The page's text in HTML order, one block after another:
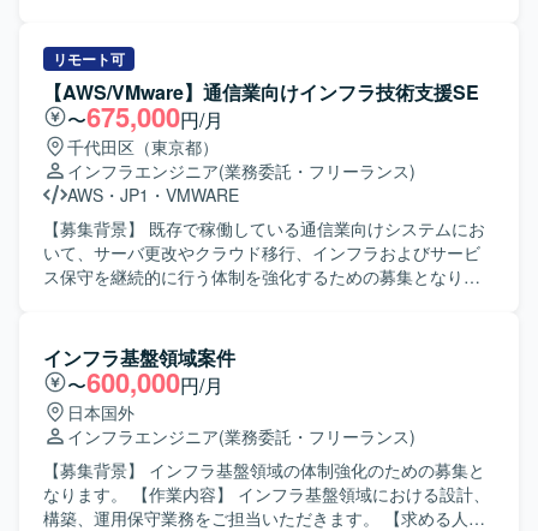
担当いただきます。 ・基盤要員として、エンド側システム
をテストベッド環境へ移行し、各種アプリケーションを試
行できるようにするための基盤開発を行っていただきま
す。 ・Kubernetes上で各種ミドルウェアやDB、監視・ログ
基盤などの構築および設定作業を実施いただきます。 ・既
に構築済みのシステムを用いた実証において、基盤側およ
びアプリ側の技術的な支援や改善対応を行っていただきま
す。 ・アプリ要員として、Kubernetesクラスター内で動作
するPythonアプリケーションの開発・改修・検証を行って
いただきます。 ・実証結果や検証内容を整理し、ドキュメ
けて改善に取り組める方を求めております。 ・チームメン
バーと定期的に成果や課題を共有しながら、オープンに議
論し合える方を歓迎いたします。 ・新しい技術要素やツー
ルに対して前向きにキャッチアップし、知見として蓄積・
共有していただける方を想定しております。 ・自律的にタ
スクを管理し、ゴールから逆算して動ける方にマッチする
ポジションです。 【ポジションの魅力】 ・自動車関連の先
進的なシステム領域において、テストベッド環境の構築や
リモート可
【AWS/VMware】通信業向けインフラ技術支援SE
〜675,000円/月
千代田区（東京都）
インフラエンジニア(業務委託・フリーランス)
AWS ・ JP1 ・ VMWARE
【募集背景】 既存で稼働している通信業向けシステムにお
いて、サーバ更改やクラウド移行、インフラおよびサービ
ス保守を継続的に行う体制を強化するための募集となりま
アップ（AWS）に向けた構成検討や構築検討のサポートを
行います。 ・インフラ保守として、サーバ管理、DB管理、
ネットワーク疎通確認、障害対応を行います。 ・サービス
保守として、ミドルウェア管理、アプリケーション管理、
障害対応を行います。 ・既存ツールの改修において、設計
からテスト工程までを担当します。 ・お客様との各種検討
会議に参加し、技術的な観点からの説明や調整を行いま
す。 【求める人物像】 ・顧客とのコミュニケーションを円
インフラ基盤領域案件
〜600,000円/月
日本国外
インフラエンジニア(業務委託・フリーランス)
【募集背景】 インフラ基盤領域の体制強化のための募集と
なります。 【作業内容】 インフラ基盤領域における設計、
構築、運用保守業務をご担当いただきます。 【求める人物